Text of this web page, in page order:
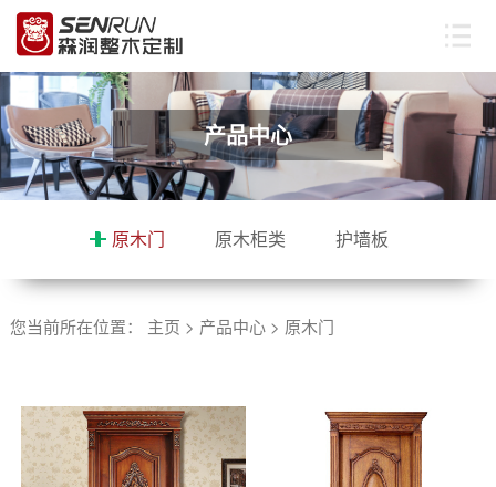
产品中心
原木门 原木柜类 护墙板
您当前所在位置： 主页 > 产品中心> 原木门